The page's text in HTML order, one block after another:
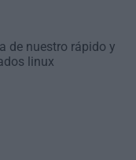
de nuestro rápido y
linux